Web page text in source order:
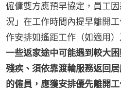
僱傭雙方應預早協定，員工
況」在工作時間內提早離開
作安排如遙距工作（如適用
一些返家途中可能遇到較大
殘疾、須依靠渡輪服務返回
的僱員，應獲安排優先離開